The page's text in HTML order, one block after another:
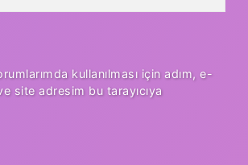
kullanılması için adım, e-
site adresim bu tarayıcıya